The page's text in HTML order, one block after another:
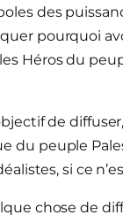
des
pourquoi
Héros du
de
du peuple
si ce
chose de